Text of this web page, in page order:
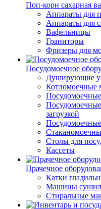
Поп-корн сахарная
Аппараты для
Аппараты для
Вафельницы
Граниторы
Фризеры для
Посудомоечное
Душирующие
загрузкой
Столы для
Кассеты
Прачечное
Катки
Машины
Стиральные